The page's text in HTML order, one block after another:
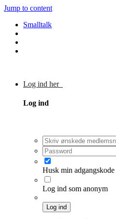
Jump to content
Smalltalk
Log ind her
Log ind
Husk min adgangskode
Log ind som anonym
Log ind